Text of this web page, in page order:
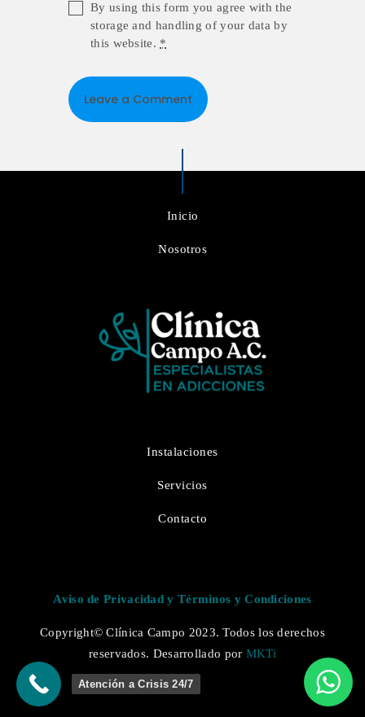
By using this form you agree with the
storage and handling of your data by
this website. *
Inicio
Nosotros
Instalaciones
Servicios
Contacto
Aviso de Privacidad y Términos y Condiciones
Copyright© Clínica Campo 2023. Todos los derechos
reservados. Desarrollado por MKTi
Atención a Crisis 24/7